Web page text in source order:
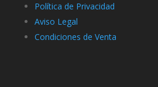
Política de Privacidad
Aviso Legal
Condiciones de Venta